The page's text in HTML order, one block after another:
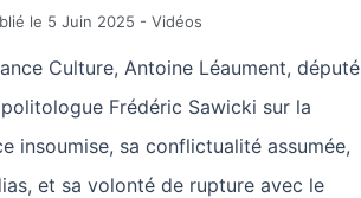
le 5 Juin 2025 - Vidéos
Culture, Antoine Léaument, député
Frédéric Sawicki sur la
insoumise, sa conflictualité assumée,
et sa volonté de rupture avec le